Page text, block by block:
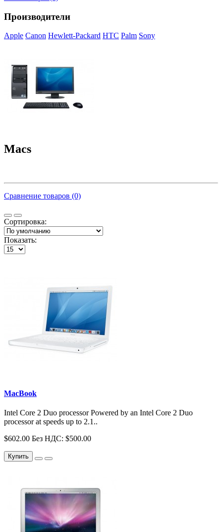
Производители
Apple Canon Hewlett-Packard HTC Palm Sony
Macs
Сравнение товаров (0)
Сортировка:
Показать:
MacBook
Intel Core 2 Duo processor Powered by an Intel Core 2 Duo
processor at speeds up to 2.1..
$602.00 Без НДС: $500.00
Купить